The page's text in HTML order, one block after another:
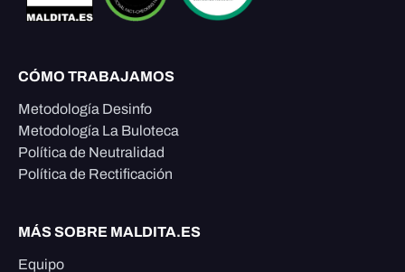
CÓMO TRABAJAMOS
Metodología Desinfo
Metodología La Buloteca
Política de Neutralidad
Política de Rectificación
MÁS SOBRE MALDITA.ES
Equipo